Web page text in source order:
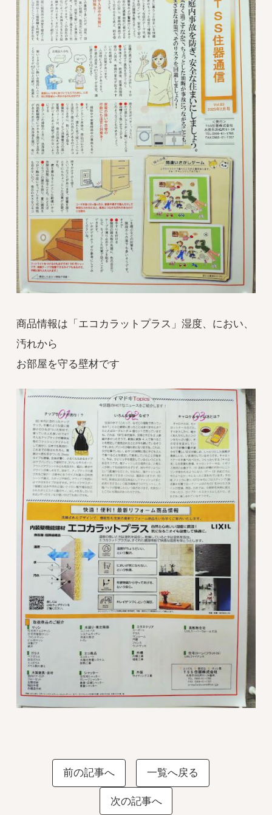
商品情報は「エコカラットプラス」湿度、におい、
汚れから
お部屋を守る壁材です
前の記事へ 一覧へ戻る
次の記事へ